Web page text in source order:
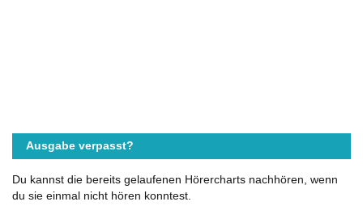
Ausgabe verpasst?
Du kannst die bereits gelaufenen Hörercharts nachhören, wenn
du sie einmal nicht hören konntest.